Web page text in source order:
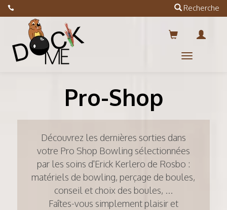
Recherche
Menus
Pro-Shop
Découvrez les dernières sorties dans
votre Pro Shop Bowling sélectionnées
par les soins d'Erick Kerlero de Rosbo :
matériels de bowling, perçage de boules,
conseil et choix des boules, ...
Faîtes-vous simplement plaisir et